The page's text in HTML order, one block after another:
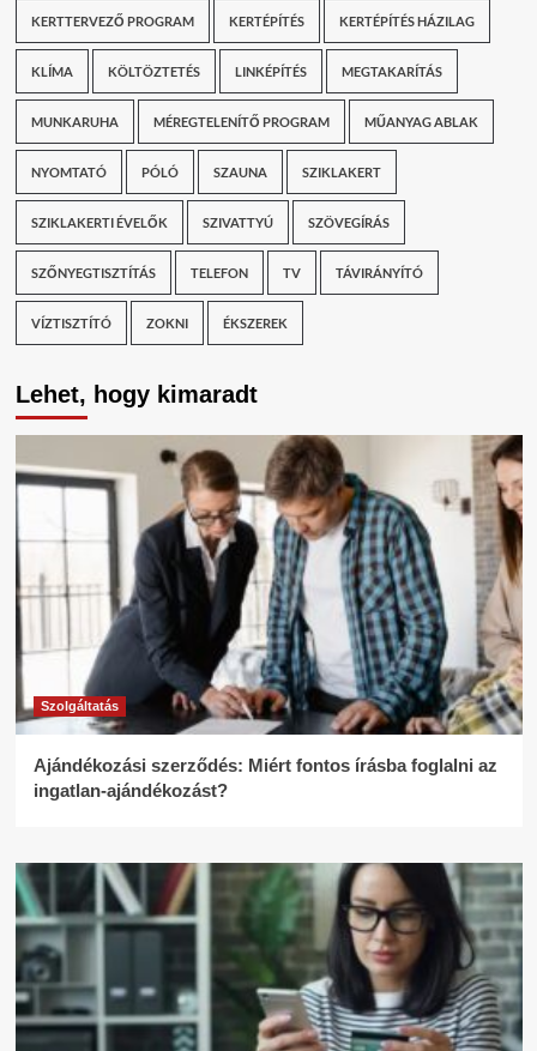
KERTTERVEZŐ PROGRAM KERTÉPÍTÉS KERTÉPÍTÉS HÁZILAG
KLÍMA KÖLTÖZTETÉS LINKÉPÍTÉS MEGTAKARÍTÁS
MUNKARUHA MÉREGTELENÍTŐ PROGRAM MŰANYAG ABLAK
NYOMTATÓ PÓLÓ SZAUNA SZIKLAKERT
SZIKLAKERTI ÉVELŐK SZIVATTYÚ SZÖVEGÍRÁS
SZŐNYEGTISZTÍTÁS TELEFON TV TÁVIRÁNYÍTÓ
VÍZTISZTÍTÓ ZOKNI ÉKSZEREK
Lehet, hogy kimaradt
Szolgáltatás
Ajándékozási szerződés: Miért fontos írásba foglalni az
ingatlan-ajándékozást?